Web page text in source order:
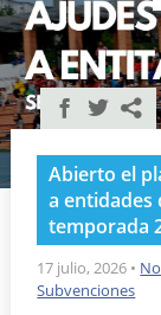
Instalaciones
Comunicación
Valencia en deporte
Portal de
Reservas
Abierto el
a entidades
temporada
17 julio, 2026 •
Subvenciones